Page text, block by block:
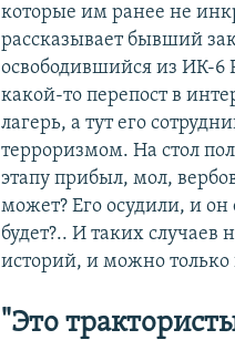
которые им ранее не
рассказывает бывший
освободившийся из ИК-6
какой-то перепост в
лагерь, а тут его
терроризмом. На стол
этапу прибыл, мол,
может? Его осудили, и
будет?.. И таких
историй, и можно только
"Это